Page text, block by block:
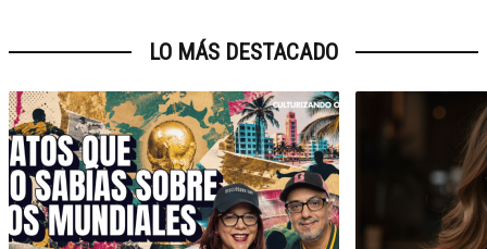
LO MÁS DESTACADO